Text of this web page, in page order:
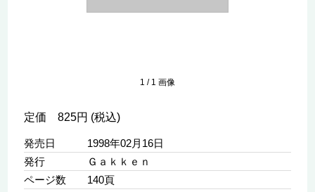
1 / 1 画像
定価 825円 (税込)
発売日
1998年02月16日
発行
Ｇａｋｋｅｎ
ページ数
140頁